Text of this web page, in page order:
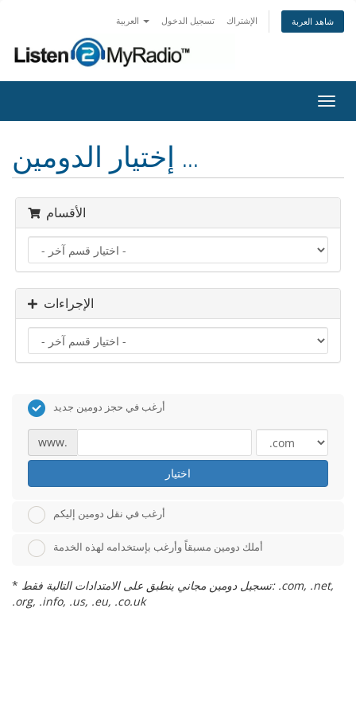
تسجيل الدخول الإشتراك شاهد العربة
تبديل
التنقل
إختيار الدومين ...
الأقسام
الإجراءات
أرغب في حجز دومين جديد
www.
اختيار
أرغب في نقل دومين إليكم
أملك دومين مسبقاً وأرغب بإستخدامه لهذه الخدمة
* تسجيل دومين مجاني ينطبق على الامتدادات التالية فقط: .com, .net,
.org, .info, .us, .eu, .co.uk